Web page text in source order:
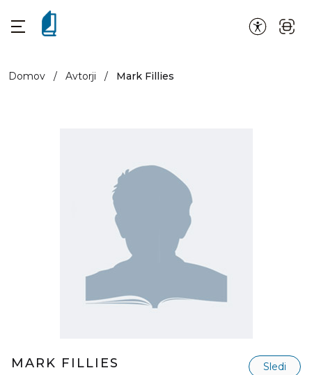
Domov / Avtorji / Mark Fillies
MARK FILLIES
Sledi